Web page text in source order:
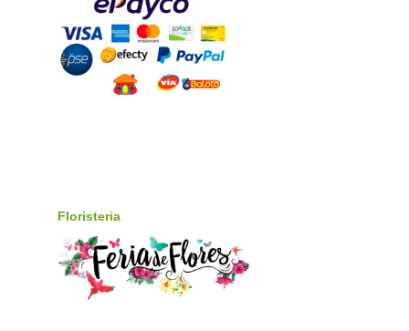
Floristeria